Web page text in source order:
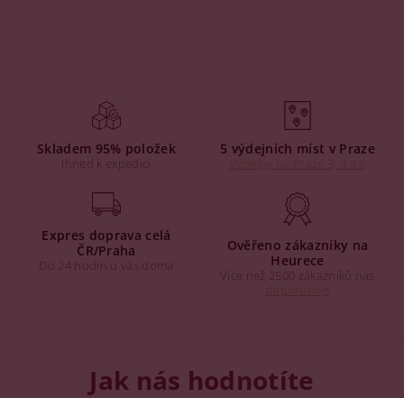
Skladem 95% položek
Ihned k expedici
5 výdejních míst v Praze
Expres doprava celá
ČR/Praha
Do 24 hodin u vás doma
Ověřeno zákazníky na
Heurece
Více než 2500 zákazníků nás
Jak nás hodnotíte